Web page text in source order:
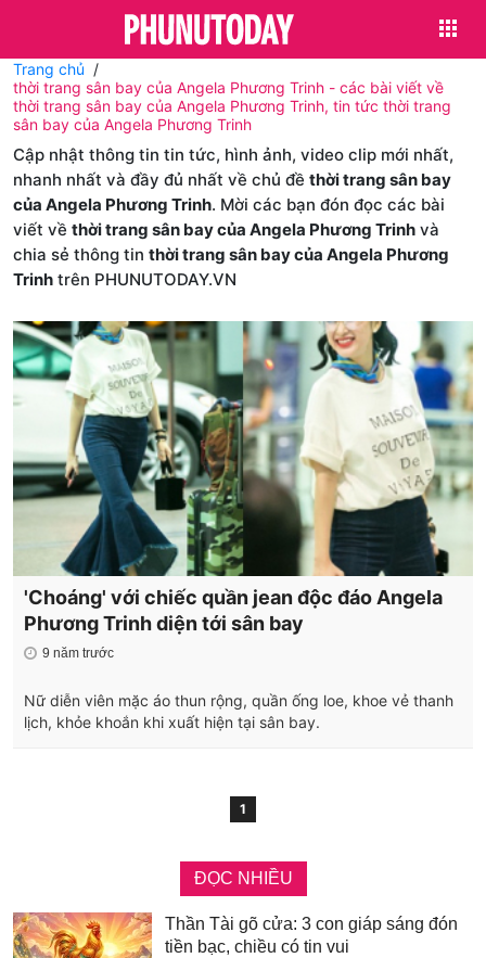
Trang chủ
thời trang sân bay của Angela Phương Trinh - các bài viết về
thời trang sân bay của Angela Phương Trinh, tin tức thời trang
sân bay của Angela Phương Trinh
Cập nhật thông tin tin tức, hình ảnh, video clip mới nhất,
nhanh nhất và đầy đủ nhất về chủ đề thời trang sân bay
của Angela Phương Trinh. Mời các bạn đón đọc các bài
viết về thời trang sân bay của Angela Phương Trinh và
chia sẻ thông tin thời trang sân bay của Angela Phương
Trinh trên PHUNUTODAY.VN
'Choáng' với chiếc quần jean độc đáo Angela
Phương Trinh diện tới sân bay
9 năm trước
Nữ diễn viên mặc áo thun rộng, quần ống loe, khoe vẻ thanh
lịch, khỏe khoắn khi xuất hiện tại sân bay.
1
ĐỌC NHIỀU
Thần Tài gõ cửa: 3 con giáp sáng đón
tiền bạc, chiều có tin vui